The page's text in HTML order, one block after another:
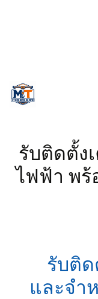
รับติดตั้ง
ไฟฟ้า พร้
รับติด
และจำ